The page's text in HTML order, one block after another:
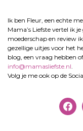
Ik ben Fleur, een echte
Mama’s Liefste vertel ik
moederschap en review
gezellige uitjes voor het
blog, een vraag hebben
info@mamasliefste.nl
Volg je me ook op de